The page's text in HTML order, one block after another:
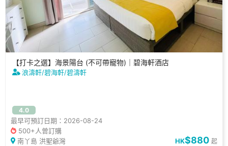
【打卡之選】海景陽台 (不可帶寵物)｜碧海軒酒店
浪濤軒/碧海軒/碧濤軒
4.0
最早可預訂日期：2026-08-24
500+人曾訂購
南丫島 洪聖爺灣
HK$880 起